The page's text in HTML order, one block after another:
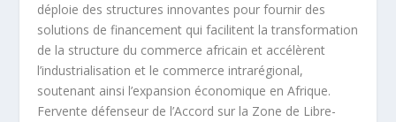
déploie des structures innovantes pour fournir des
solutions de financement qui facilitent la transformation
de la structure du commerce africain et accélèrent
l’industrialisation et le commerce intrarégional,
soutenant ainsi l’expansion économique en Afrique.
Fervente défenseur de l’Accord sur la Zone de Libre-